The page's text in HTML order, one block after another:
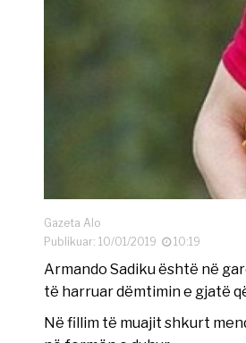
Gazeta Alo
Publikuar: 10/01/2019
10:19
Armando Sadiku është në
të harruar dëmtimin e gjatë
Në fillim të muajit shkurt